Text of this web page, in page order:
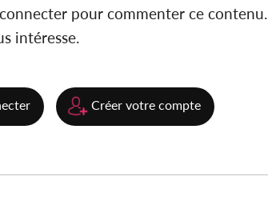
pour commenter ce contenu.
intéresse.
Créer votre compte